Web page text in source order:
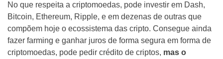
No que respeita a criptomoedas, pode investir em Dash,
Bitcoin, Ethereum, Ripple, e em dezenas de outras que
compõem hoje o ecossistema das cripto. Consegue ainda
fazer farming e ganhar juros de forma segura em forma de
criptomoedas, pode pedir crédito de criptos, mas o